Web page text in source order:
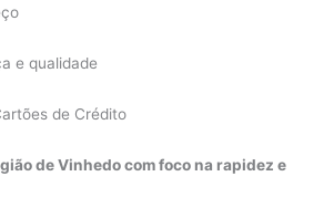
e qualidade
de Crédito
de Vinhedo com foco na rapidez e